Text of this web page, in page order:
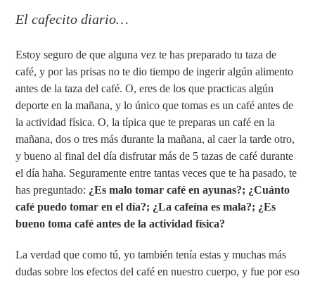
El cafecito diario…
Estoy seguro de que alguna vez te has preparado tu taza de
café, y por las prisas no te dio tiempo de ingerir algún alimento
antes de la taza del café. O, eres de los que practicas algún
deporte en la mañana, y lo único que tomas es un café antes de
la actividad física. O, la típica que te preparas un café en la
mañana, dos o tres más durante la mañana, al caer la tarde otro,
y bueno al final del día disfrutar más de 5 tazas de café durante
el día haha. Seguramente entre tantas veces que te ha pasado, te
has preguntado: ¿Es malo tomar café en ayunas?; ¿Cuánto
café puedo tomar en el día?; ¿La cafeína es mala?; ¿Es
bueno toma café antes de la actividad física?
La verdad que como tú, yo también tenía estas y muchas más
dudas sobre los efectos del café en nuestro cuerpo, y fue por eso